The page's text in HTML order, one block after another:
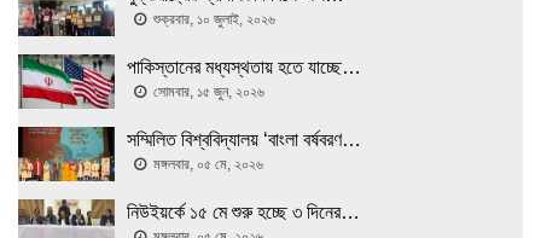
শুক্রবার, ১০ জুলাই, ২০২৬
পাকিস্তানের মধ্যস্থতায় হতে যাচ্ছে…
সোমবার, ১৫ জুন, ২০২৬
সম্মিলিত বিশ্ববিদ্যালয় ‘বাংলা বর্ষবরণ…
মঙ্গলবার, ০৫ মে, ২০২৬
নিউইয়র্কে ১৫ মে শুরু হচ্ছে ৩ দিনের…